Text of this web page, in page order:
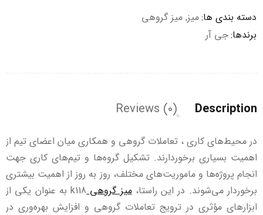
دسته بندی ها:میز, میز گروهی
برندها:جی آر
Description
Reviews (0)
در محیط‌های کاری ، تعاملات گروهی و همکاری میان اعضای تیم از
اهمیت بسیاری برخوردارند. تشکیل گروه‌ها و تیم‌های کاری جهت
انجام پروژه‌ها و ماموریت‌های مختلف، روز به روز از اهمیت بیشتری
برخوردار می‌شوند. در این راستا،میز گروهی
k118 به عنوان یکی از
ابزارهای مؤثری در ترویج تعاملات گروهی و افزایش بهره‌وری در